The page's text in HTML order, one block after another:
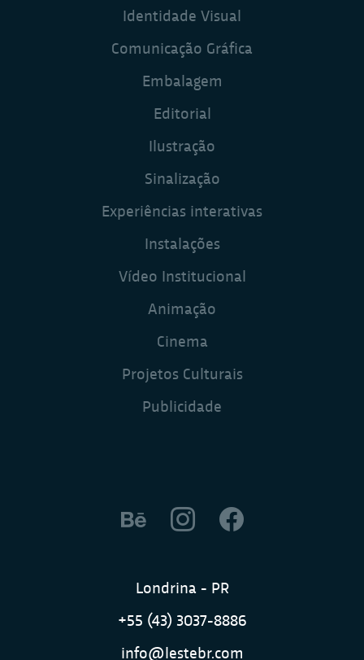
Identidade Visual
Comunicação Gráfica
Embalagem
Editorial
Ilustração
Sinalização
Experiências interativas
Instalações
Vídeo Institucional
Animação
Cinema
Projetos Culturais
Publicidade
Londrina - PR
+55 (43) 3037-8886
info@lestebr.com